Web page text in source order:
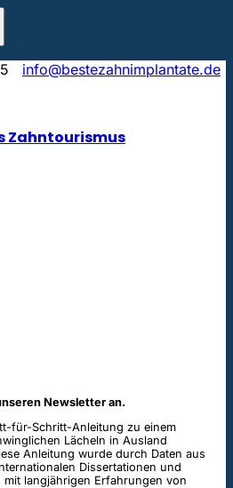
springen
info@bestezahnimplantate.de
Zahntourismus
Newsletter an.
für-Schritt-Anleitung zu einem
Lächeln in Ausland
Anleitung wurde durch Daten aus
Dissertationen und
mit langjährigen Erfahrungen von